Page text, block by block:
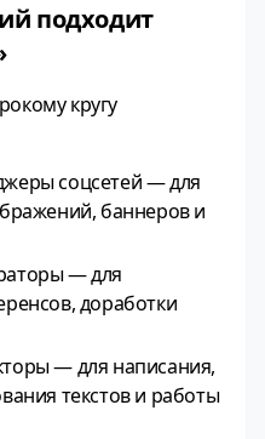
подходит
кругу
соцсетей — для
баннеров и
— для
доработки
— для написания,
текстов и работы